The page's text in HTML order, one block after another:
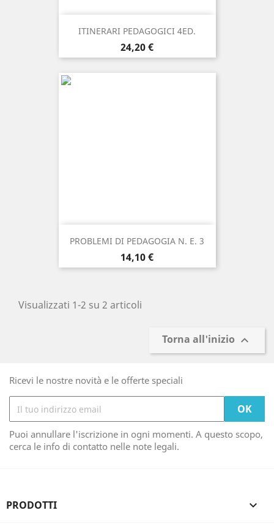
ITINERARI PEDAGOGICI 4ED.
Prezzo
24,20 €
PROBLEMI DI PEDAGOGIA N. E. 3
Prezzo
14,10 €
Visualizzati 1-2 su 2 articoli
Torna all'inizio 
Ricevi le nostre novità e le offerte speciali
Puoi annullare l'iscrizione in ogni momenti. A questo scopo,
cerca le info di contatto nelle note legali.
PRODOTTI 